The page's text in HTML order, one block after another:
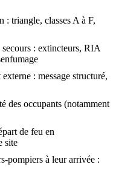
: triangle, classes A à F,
: extincteurs, RIA
: message structuré,
des occupants (notamment
de feu en
site
pompiers à leur arrivée :